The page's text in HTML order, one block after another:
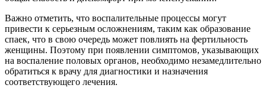
Важно отметить, что воспалительные процессы могут
привести к серьезным осложнениям, таким как образование
спаек, что в свою очередь может повлиять на фертильность
женщины. Поэтому при появлении симптомов, указывающих
на воспаление половых органов, необходимо незамедлительно
обратиться к врачу для диагностики и назначения
соответствующего лечения.